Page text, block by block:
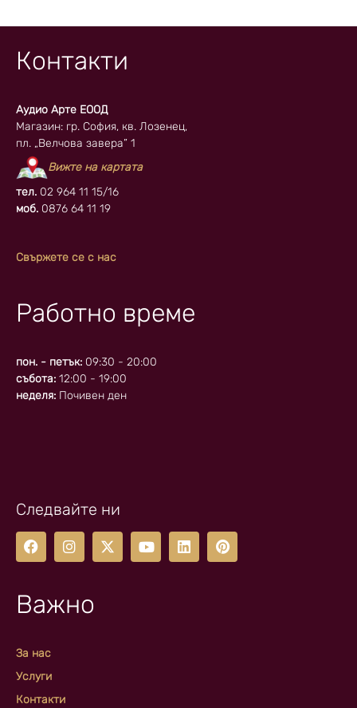
Контакти
Аудио Арте ЕООД
Магазин: гр. София, кв. Лозенец,
пл. „Велчова завера” 1
Вижте на картата
тел. 02 964 11 15/16
моб. 0876 64 11 19
Свържете се с нас
Работно време
пон. - петък: 09:30 - 20:00
събота: 12:00 - 19:00
неделя: Почивен ден
Следвайте ни
Важно
За нас
Услуги
Контакти